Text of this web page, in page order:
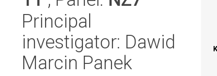
Principal
investigator: Dawid
Marcin Panek